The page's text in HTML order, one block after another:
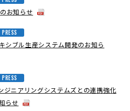
お知らせ
PRESS
シブル生産システム開発のお知ら
PRESS
ジニアリングシステムズとの連携強化
らせ